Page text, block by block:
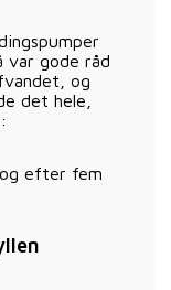
var gode råd
og
det hele,
efter fem